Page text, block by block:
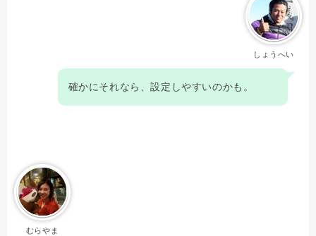
しょうへい
確かにそれなら、設定しやすいのかも。
むらやま